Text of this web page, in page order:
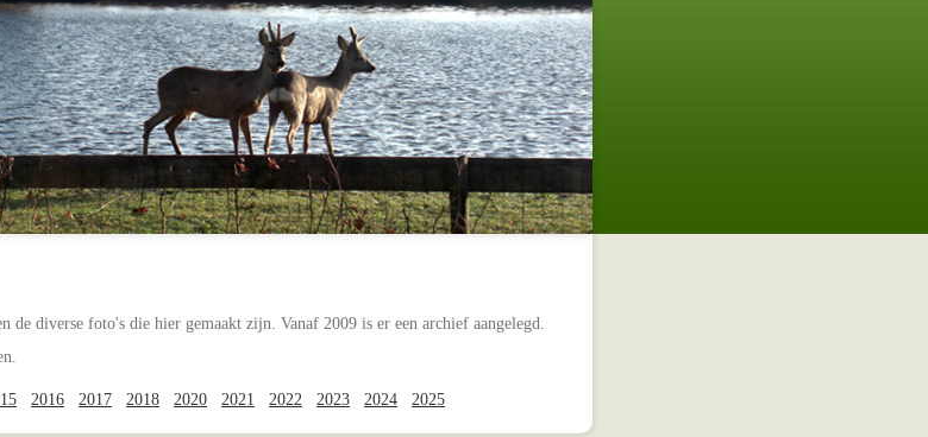
de diverse foto's die hier gemaakt zijn. Vanaf 2009 is er een archief aangelegd.
2016 2017 2018 2020 2021 2022 2023 2024 2025